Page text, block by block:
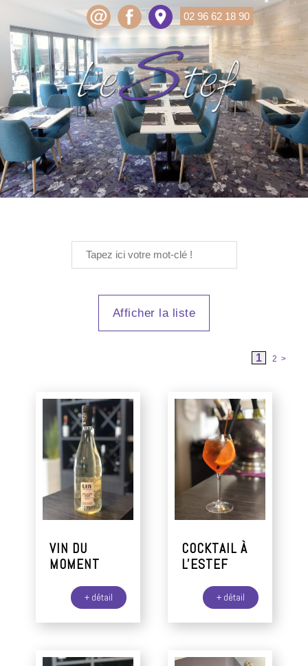
02 96 62 18 90
1 2 >
VIN DU
MOMENT
+ détail
COCKTAIL À
L'ESTEF
+ détail